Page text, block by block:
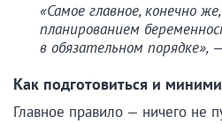
«Самое главное, конечно
планированием
в обязательном порядке», —
Как подготовиться и
Главное правило — ничего не